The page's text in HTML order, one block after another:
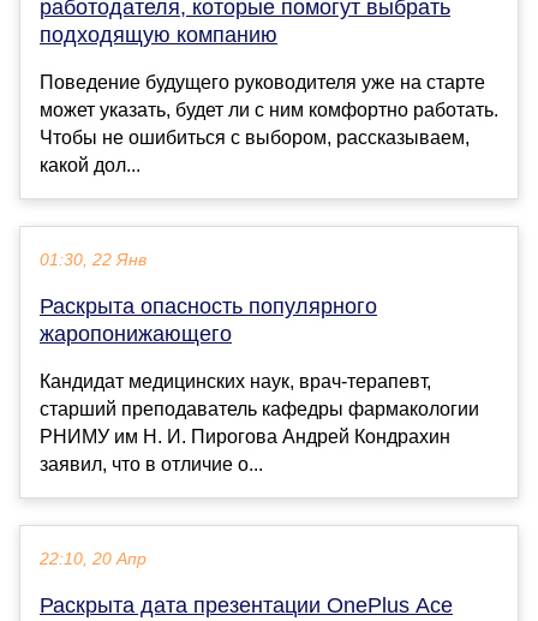
работодателя, которые помогут выбрать
подходящую компанию
Поведение будущего руководителя уже на старте
может указать, будет ли с ним комфортно работать.
Чтобы не ошибиться с выбором, рассказываем,
какой дол...
01:30, 22 Янв
Раскрыта опасность популярного
жаропонижающего
Кандидат медицинских наук, врач-терапевт,
старший преподаватель кафедры фармакологии
РНИМУ им Н. И. Пирогова Андрей Кондрахин
заявил, что в отличие о...
22:10, 20 Апр
Раскрыта дата презентации OnePlus Ace